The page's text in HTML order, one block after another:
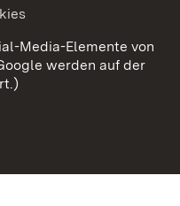
Media-Elemente von
werden auf der